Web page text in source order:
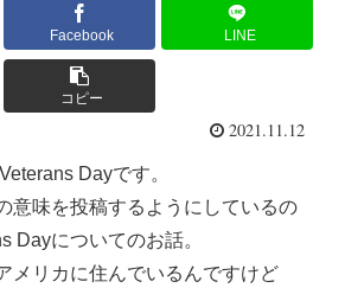
Facebook LINE
コピー
2021.11.12
Dayです。
意味を投稿するようにしているの
Dayについてのお話。
メリカに住んでいるんですけど